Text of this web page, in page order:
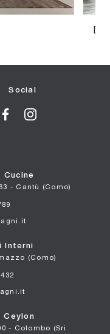
Social
Cucine
- Cantù (Como)
Interni
(Como)
Ceylon
- Colombo (Sri